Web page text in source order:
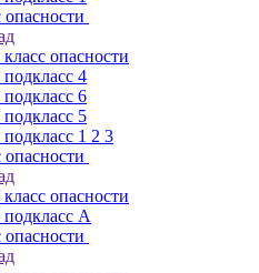
опасности
4
6
5
1 2 3
опасности
A